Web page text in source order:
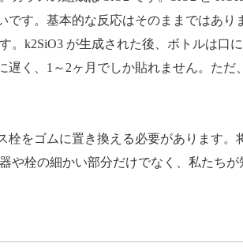
す。基本的な反応はそのままではあり
。k2SiO3 が生成された後、ボトルは口
く、1～2ヶ月でしか貼れません。た
をゴムに置き換える必要があります
栓の細かい部分だけでなく、私たちが